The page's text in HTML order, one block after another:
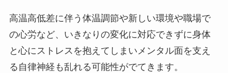
高温高低差に伴う体温調節や新しい環境や職場で
の心労など、いきなりの変化に対応できずに身体
と心にストレスを抱えてしまいメンタル面を支え
る自律神経も乱れる可能性がでてきます。